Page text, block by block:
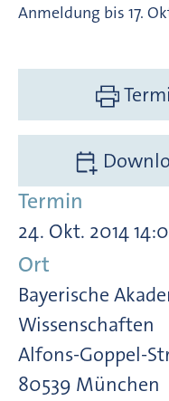
Anmeldung bis 17.
Termin
24. Okt. 2014
Ort
Bayerische
Wissenschaften
Alfons-Goppel-
80539 München